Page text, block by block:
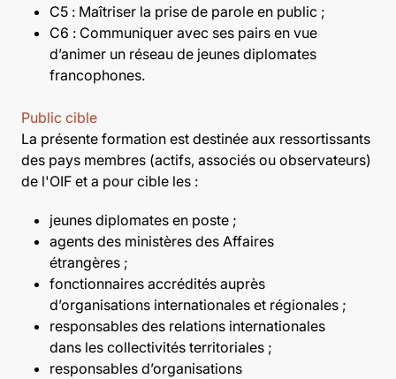
C5 : Maîtriser la prise de parole en public ;
C6 : Communiquer avec ses pairs en vue
d’animer un réseau de jeunes diplomates
francophones.
Public cible
La présente formation est destinée aux ressortissants
des pays membres (actifs, associés ou observateurs)
de l'OIF et a pour cible les :
jeunes diplomates en poste ;
agents des ministères des Affaires
étrangères ;
fonctionnaires accrédités auprès
d’organisations internationales et régionales ;
responsables des relations internationales
dans les collectivités territoriales ;
responsables d’organisations